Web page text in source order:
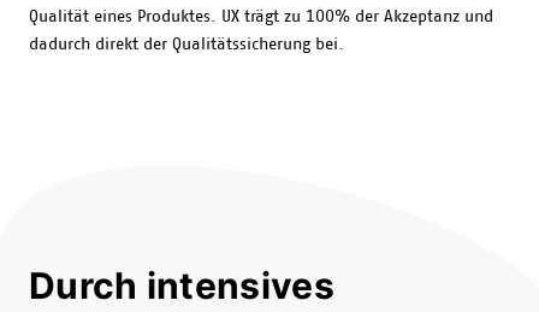
Qualität eines Produktes. UX trägt zu 100% der Akzeptanz und
dadurch direkt der Qualitätssicherung bei.
Durch intensives